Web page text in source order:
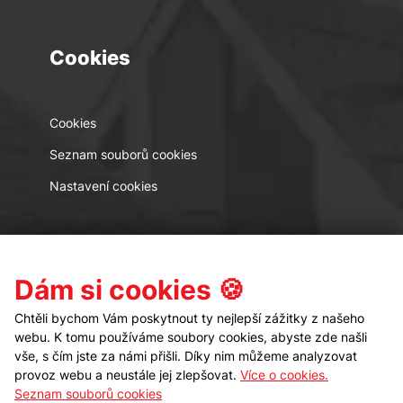
Cookies
Cookies
Seznam souborů cookies
Nastavení cookies
Kontakt Sledujte nás
Dám si cookies 🍪
Chtěli bychom Vám poskytnout ty nejlepší zážitky z našeho
webu. K tomu používáme soubory cookies, abyste zde našli
vše, s čím jste za námi přišli. Díky nim můžeme analyzovat
provoz webu a neustále jej zlepšovat. Více o cookies.
Seznam souborů cookies